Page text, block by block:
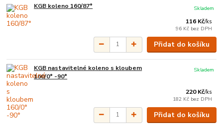
KGB koleno 160/87°
116 Kč/ks
96 Kč bez DPH
Skladem
Přidat do košíku
KGB nastavitelné koleno s kloubem
160/0° -90°
220 Kč/ks
182 Kč bez DPH
Skladem
Přidat do košíku